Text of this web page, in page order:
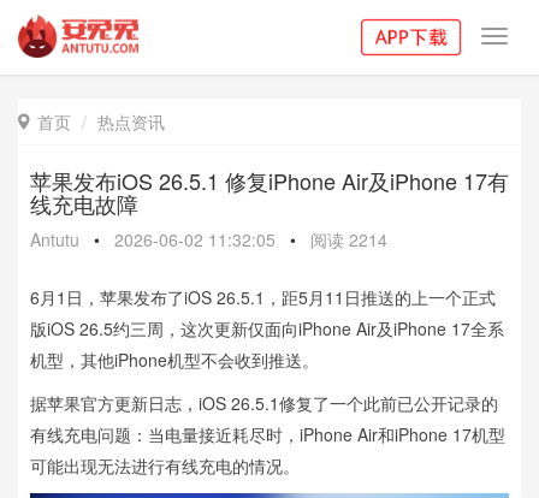
 首页 热点资讯
苹果发布iOS 26.5.1 修复iPhone Air及iPhone 17有
线充电故障
Antutu • 2026-06-02 11:32:05 • 阅读 2214
6月1日，苹果发布了iOS 26.5.1，距5月11日推送的上一个正式
版iOS 26.5约三周，这次更新仅面向iPhone Air及iPhone 17全系
机型，其他iPhone机型不会收到推送。
据苹果官方更新日志，iOS 26.5.1修复了一个此前已公开记录的
有线充电问题：当电量接近耗尽时，iPhone Air和iPhone 17机型
可能出现无法进行有线充电的情况。